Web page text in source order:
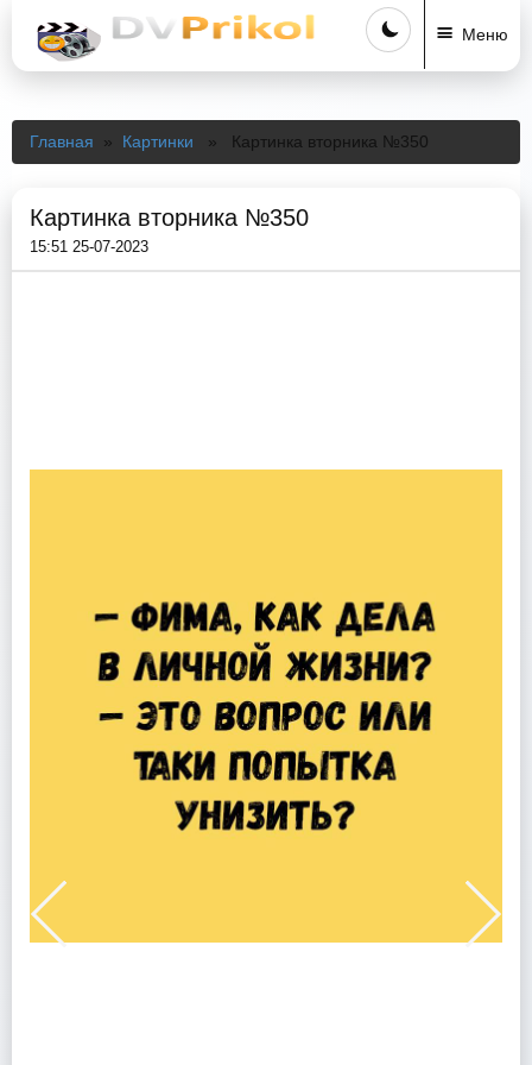
Меню
Главная » Картинки » Картинка вторника №350
Картинка вторника №350
15:51 25-07-2023